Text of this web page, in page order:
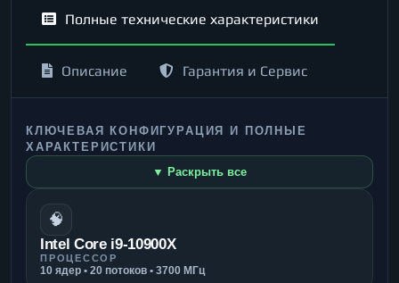
Полные технические характеристики
Описание Гарантия и Сервис
КЛЮЧЕВАЯ КОНФИГУРАЦИЯ И ПОЛНЫЕ
ХАРАКТЕРИСТИКИ
▼ Раскрыть все
🧠
Intel Core i9-10900X
ПРОЦЕССОР
10 ядер • 20 потоков • 3700 МГц